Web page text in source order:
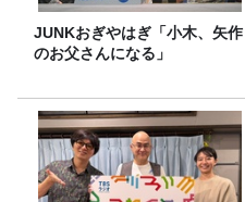
JUNKおぎやはぎ「小木、矢作
のお父さんになる」